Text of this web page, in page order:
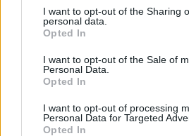
not limited to your visit or usage
grant or deny consent to Google and
use your data for below specified
consent section.
I want to opt-out of the Sharing
personal data.
Opted In
I want to opt-out of the Sale of
Personal Data.
Opted In
I want to opt-out of processing
Personal Data for Targeted
Opted In
Conclusione
Non esiste un colore
tutte le aziende, proprio
è un mondo a sè. Nella
adatta al tuo business è
conto della sua identità, del